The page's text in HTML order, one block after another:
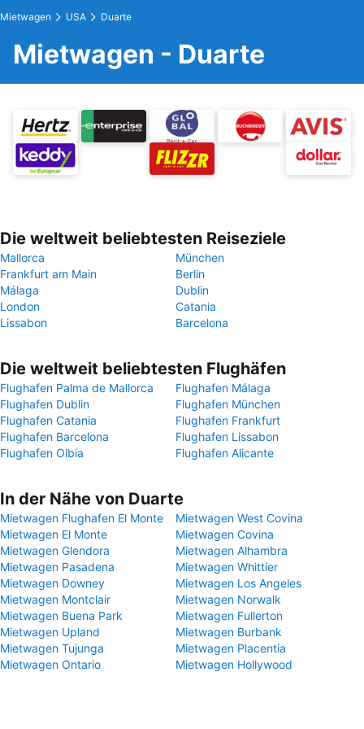
Mietwagen USA Duarte
Mietwagen - Duarte
Die weltweit beliebtesten Reiseziele
Mallorca
München
Frankfurt am Main
Berlin
Málaga
Dublin
London
Catania
Lissabon
Barcelona
Die weltweit beliebtesten Flughäfen
Flughafen Palma de Mallorca
Flughafen Málaga
Flughafen Dublin
Flughafen München
Flughafen Catania
Flughafen Frankfurt
Flughafen Barcelona
Flughafen Lissabon
Flughafen Olbia
Flughafen Alicante
In der Nähe von Duarte
Mietwagen Flughafen El Monte
Mietwagen West Covina
Mietwagen El Monte
Mietwagen Covina
Mietwagen Glendora
Mietwagen Alhambra
Mietwagen Pasadena
Mietwagen Whittier
Mietwagen Downey
Mietwagen Los Angeles
Mietwagen Montclair
Mietwagen Norwalk
Mietwagen Buena Park
Mietwagen Fullerton
Mietwagen Upland
Mietwagen Burbank
Mietwagen Tujunga
Mietwagen Placentia
Mietwagen Ontario
Mietwagen Hollywood